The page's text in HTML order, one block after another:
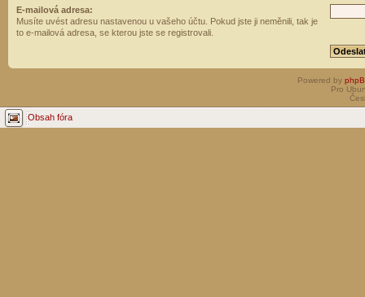
E-mailová adresa:
Musíte uvést adresu nastavenou u vašeho účtu. Pokud jste ji neměnili, tak je
to e-mailová adresa, se kterou jste se registrovali.
Powered by
Pro
Obsah fóra